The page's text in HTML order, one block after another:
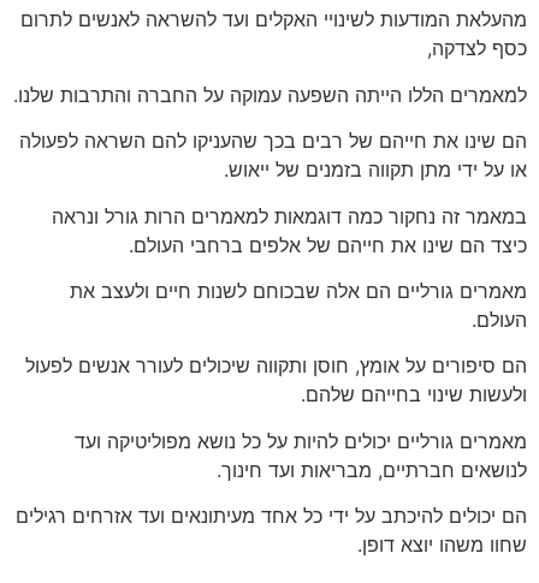
מהעלאת המודעות לשינויי האקלים ועד להשראה לאנשים לתרום
כסף לצדקה,
למאמרים הללו הייתה השפעה עמוקה על החברה והתרבות שלנו.
הם שינו את חייהם של רבים בכך שהעניקו להם השראה לפעולה
או על ידי מתן תקווה בזמנים של ייאוש.
במאמר זה נחקור כמה דוגמאות למאמרים הרות גורל ונראה
כיצד הם שינו את חייהם של אלפים ברחבי העולם.
מאמרים גורליים הם אלה שבכוחם לשנות חיים ולעצב את
העולם.
הם סיפורים על אומץ, חוסן ותקווה שיכולים לעורר אנשים לפעול
ולעשות שינוי בחייהם שלהם.
מאמרים גורליים יכולים להיות על כל נושא מפוליטיקה ועד
לנושאים חברתיים, מבריאות ועד חינוך.
הם יכולים להיכתב על ידי כל אחד מעיתונאים ועד אזרחים רגילים
שחוו משהו יוצא דופן.